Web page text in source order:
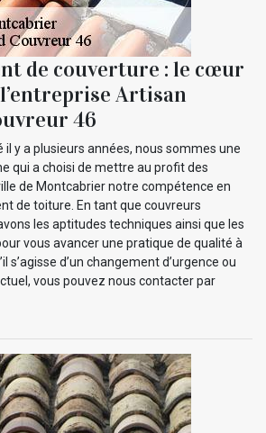
de couverture : le cœur
Artisan
46
y a plusieurs années, nous sommes une
qui a choisi de mettre au profit des
de Montcabrier notre compétence en
de toiture. En tant que couvreurs
les aptitudes techniques ainsi que les
vous avancer une pratique de qualité à
s’agisse d’un changement d’urgence ou
vous pouvez nous contacter par